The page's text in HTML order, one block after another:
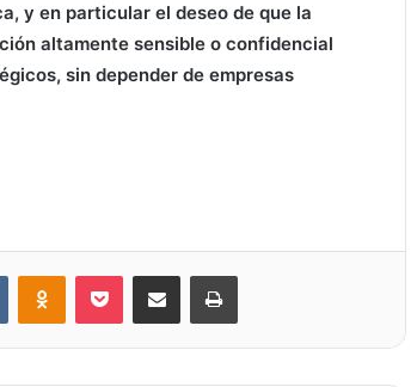
y en particular el deseo de que la
altamente sensible o confidencial
sin depender de empresas